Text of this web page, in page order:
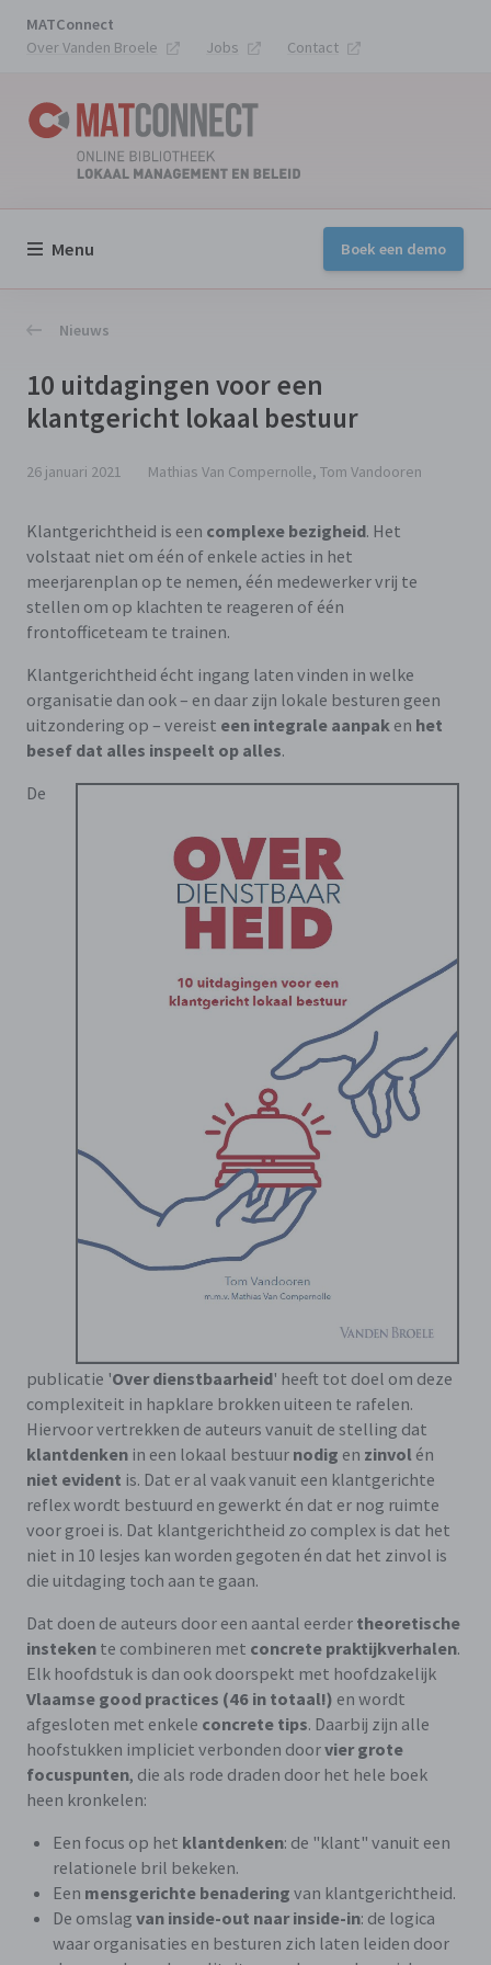
MATConnect
Over Vanden Broele
Jobs Contact
Menu Boek een demo
Nieuws
10 uitdagingen voor een
klantgericht lokaal bestuur
26 januari 2021 Mathias Van Compernolle, Tom Vandooren
Klantgerichtheid is een complexe bezigheid. Het
volstaat niet om één of enkele acties in het
meerjarenplan op te nemen, één medewerker vrij te
stellen om op klachten te reageren of één
frontofficeteam te trainen.
Klantgerichtheid écht ingang laten vinden in welke
organisatie dan ook – en daar zijn lokale besturen geen
uitzondering op – vereist een integrale aanpak en het
besef dat alles inspeelt op alles.
De
publicatie 'Over dienstbaarheid' heeft tot doel om deze
complexiteit in hapklare brokken uiteen te rafelen.
Hiervoor vertrekken de auteurs vanuit de stelling dat
klantdenken in een lokaal bestuur nodig en zinvol én
niet evident is. Dat er al vaak vanuit een klantgerichte
reflex wordt bestuurd en gewerkt én dat er nog ruimte
voor groei is. Dat klantgerichtheid zo complex is dat het
niet in 10 lesjes kan worden gegoten én dat het zinvol is
die uitdaging toch aan te gaan.
Dat doen de auteurs door een aantal eerder theoretische
insteken te combineren met concrete praktijkverhalen.
Elk hoofdstuk is dan ook doorspekt met hoofdzakelijk
Vlaamse good practices (46 in totaal!) en wordt
afgesloten met enkele concrete tips. Daarbij zijn alle
hoofstukken impliciet verbonden doorvier grote
focuspunten, die als rode draden door het hele boek
heen kronkelen:
Een focus op het klantdenken: de "klant" vanuit een
relationele bril bekeken.
Een mensgerichte benadering van klantgerichtheid.
De omslag van inside-out naar inside-in: de logica
waar organisaties en besturen zich laten leiden door